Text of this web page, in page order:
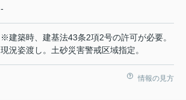
-
※建築時、建基法43条2項2号の許可が必要。
現況姿渡し。土砂災害警戒区域指定。
情報の見方